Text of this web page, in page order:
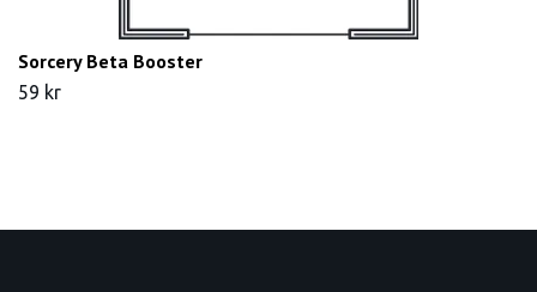
Sorcery Beta Booster
59 kr